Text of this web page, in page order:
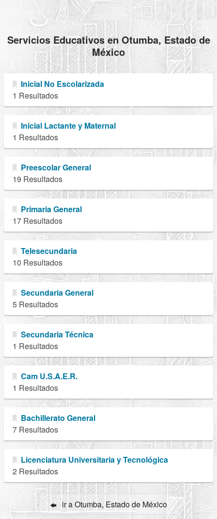
Servicios Educativos en Otumba, Estado de
México
Inicial No Escolarizada
1 Resultados
Inicial Lactante y Maternal
1 Resultados
Preescolar General
19 Resultados
Primaria General
17 Resultados
Telesecundaria
10 Resultados
Secundaria General
5 Resultados
Secundaria Técnica
1 Resultados
Cam U.S.A.E.R.
1 Resultados
Bachillerato General
7 Resultados
Licenciatura Universitaria y Tecnológica
2 Resultados
ir a Otumba, Estado de México